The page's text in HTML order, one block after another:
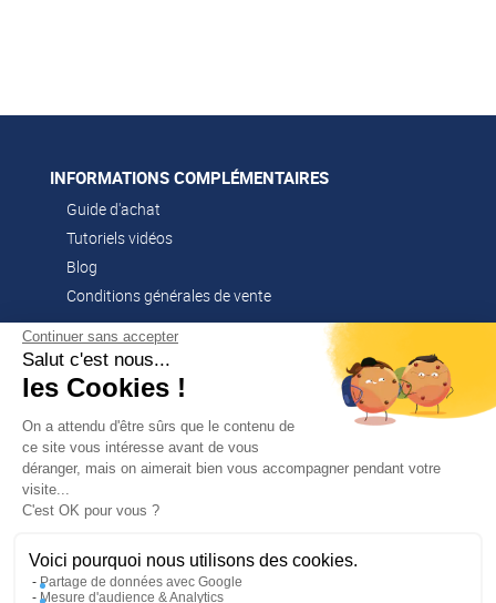
Continuer sans accepter
Salut c'est nous...
les Cookies !
On a attendu d'être sûrs que le contenu de
ce site vous intéresse avant de vous
déranger, mais on aimerait bien vous accompagner pendant votre
visite...
C'est OK pour vous ?
Voici pourquoi nous utilisons des cookies.
Partage de données avec Google
Mesure d'audience & Analytics
INFORMATIONS COMPLÉMENTAIRES
Guide d'achat
Tutoriels vidéos
Blog
Conditions générales de vente
CONTACT
02 51 52 26 57
contacts@franssen-loisirs.fr
NOS MARQUES PARTENAIRES
Altago
PROFITEZ DE -5 %
vous abonnant à notre newsletter !